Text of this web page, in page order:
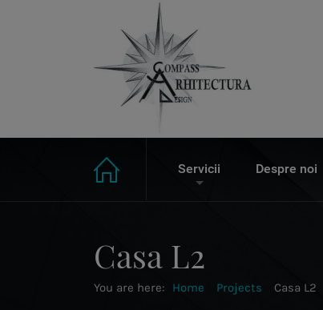
Servicii Despre noi
Casa L2
You are here: Home Projects Casa L2